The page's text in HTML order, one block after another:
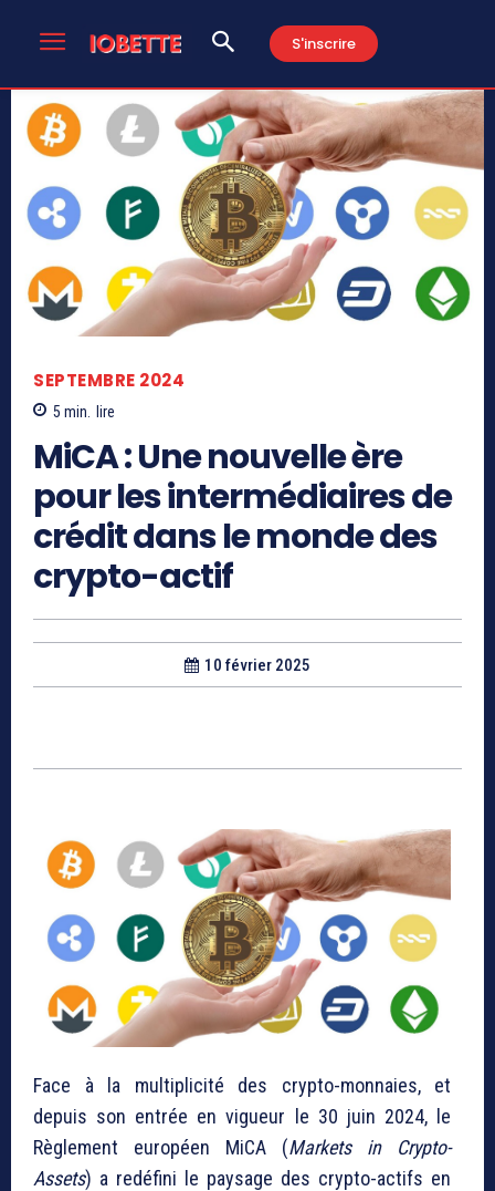
S'inscrire
SEPTEMBRE 2024
5 min. lire
MiCA : Une nouvelle ère
pour les intermédiaires de
crédit dans le monde des
crypto-actif
10 février 2025
Face à la multiplicité des crypto-monnaies, et
depuis son entrée en vigueur le 30 juin 2024, le
Règlement européen MiCA (Markets in Crypto-
Assets) a redéfini le paysage des crypto-actifs en